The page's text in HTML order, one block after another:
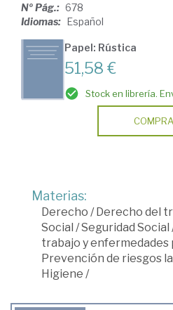
Nº Pág.: 678
Idiomas: Español
Papel: Rústica
51,58 €
Stock en librería.
Materias:
Derecho /Derecho del
Social /Seguridad Social
trabajo y enfermedades
Prevención de riesgos
Higiene /